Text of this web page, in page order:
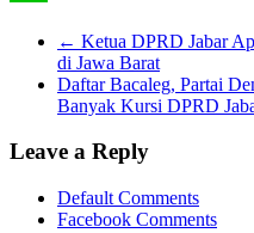
← Ketua DPRD Jabar
di Jawa Barat
Daftar Bacaleg, Partai
Banyak Kursi DPRD
Leave a Reply
Default Comments
Facebook Comments